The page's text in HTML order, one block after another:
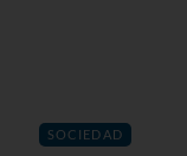
SOCIEDAD